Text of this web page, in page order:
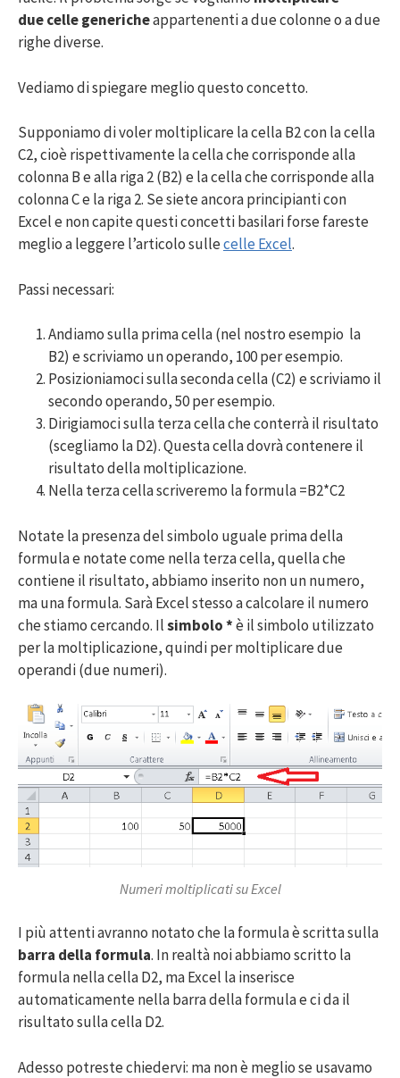
due celle genericheappartenenti a due colonne o a due
righe diverse.
Vediamo di spiegare meglio questo concetto.
Supponiamo di voler moltiplicare la cella B2 con la cella
C2, cioè rispettivamente la cella che corrisponde alla
colonna B e alla riga 2 (B2) e la cella che corrisponde alla
colonna C e la riga 2. Se siete ancora principianti con
Excel e non capite questi concetti basilari forse fareste
meglio a leggere l’articolo sullecelle Excel.
Passi necessari:
Andiamo sulla prima cella (nel nostro esempio la
B2) e scriviamo un operando, 100 per esempio.
Posizioniamoci sulla seconda cella (C2) e scriviamo il
secondo operando, 50 per esempio.
Dirigiamoci sulla terza cella che conterrà il risultato
(scegliamo la D2). Questa cella dovrà contenere il
risultato della moltiplicazione.
Nella terza cella scriveremo la formula =B2*C2
Notate la presenza del simbolo uguale prima della
formula e notate come nella terza cella, quella che
contiene il risultato, abbiamo inserito non un numero,
ma una formula. Sarà Excel stesso a calcolare il numero
che stiamo cercando. Ilsimbolo *è il simbolo utilizzato
per la moltiplicazione, quindi per moltiplicare due
operandi (due numeri).
Numeri moltiplicati su Excel
I più attenti avranno notato che la formula è scritta sulla
barra della formula. In realtà noi abbiamo scritto la
formula nella cella D2, ma Excel la inserisce
automaticamente nella barra della formula e ci da il
risultato sulla cella D2.
Adesso potreste chiedervi: ma non è meglio se usavamo